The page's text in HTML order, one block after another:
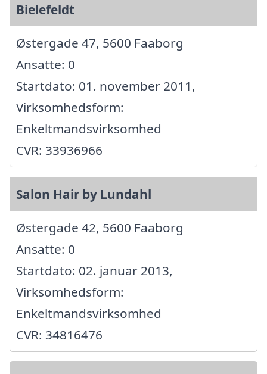
Bielefeldt
Østergade 47, 5600 Faaborg
Ansatte: 0
Startdato: 01. november 2011,
Virksomhedsform:
Enkeltmandsvirksomhed
CVR: 33936966
Salon Hair by Lundahl
Østergade 42, 5600 Faaborg
Ansatte: 0
Startdato: 02. januar 2013,
Virksomhedsform:
Enkeltmandsvirksomhed
CVR: 34816476